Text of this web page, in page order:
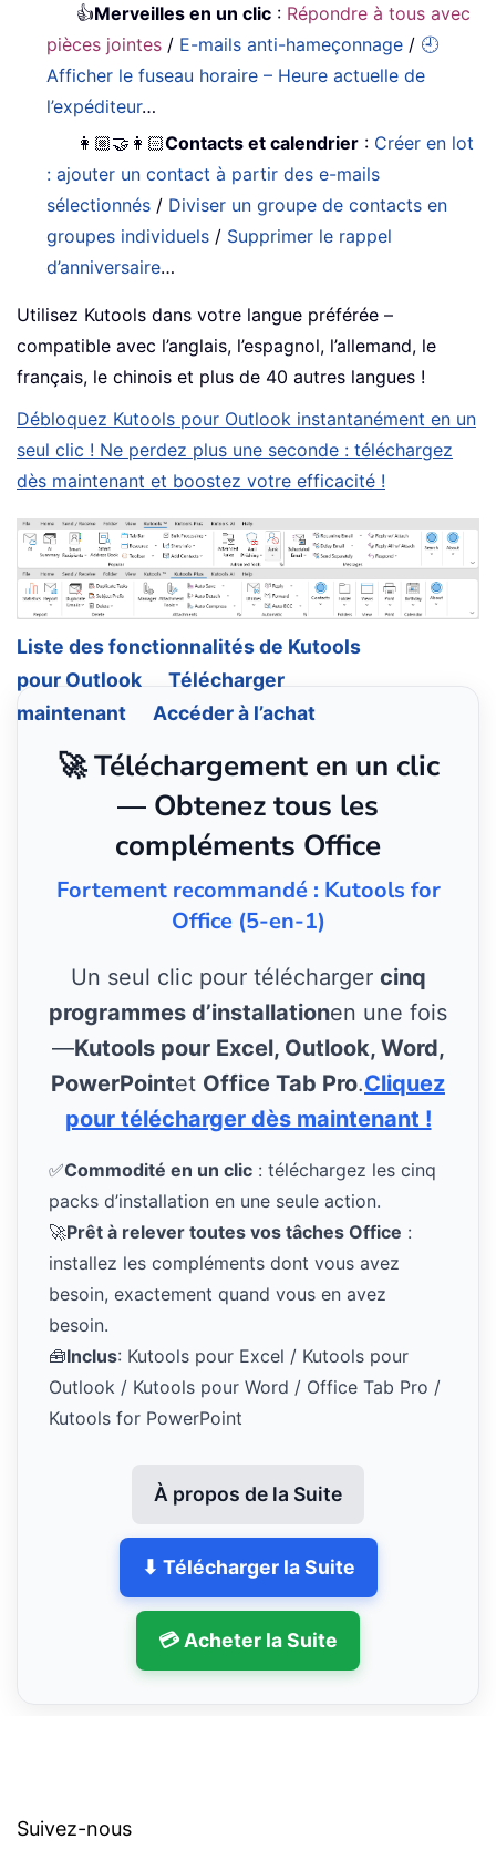
👍Merveilles en un clic : Répondre à tous avec
pièces jointes / E-mails anti-hameçonnage / 🕘
Afficher le fuseau horaire – Heure actuelle de
l’expéditeur…
👩🏼‍🤝‍👩🏻Contacts et calendrier : Créer en lot
: ajouter un contact à partir des e-mails
sélectionnés / Diviser un groupe de contacts en
groupes individuels / Supprimer le rappel
d’anniversaire…
Utilisez Kutools dans votre langue préférée –
compatible avec l’anglais, l’espagnol, l’allemand, le
français, le chinois et plus de 40 autres langues !
Débloquez Kutools pour Outlook instantanément en un
seul clic ! Ne perdez plus une seconde : téléchargez
dès maintenant et boostez votre efficacité !
Liste des fonctionnalités de Kutools
pour Outlook
Télécharger
maintenant
Accéder à l’achat
🚀 Téléchargement en un clic
— Obtenez tous les
compléments Office
Fortement recommandé : Kutools for
Office (5-en-1)
Un seul clic pour télécharger cinq
programmes d’installationen une fois
—Kutools pour Excel, Outlook, Word,
PowerPointet Office Tab Pro.Cliquez
pour télécharger dès maintenant !
✅Commodité en un clic : téléchargez les cinq
packs d’installation en une seule action.
🚀Prêt à relever toutes vos tâches Office :
installez les compléments dont vous avez
besoin, exactement quand vous en avez
besoin.
🧰Inclus: Kutools pour Excel / Kutools pour
Outlook / Kutools pour Word / Office Tab Pro /
Kutools for PowerPoint
À propos de la Suite
⬇ Télécharger la Suite
💳 Acheter la Suite
Suivez-nous